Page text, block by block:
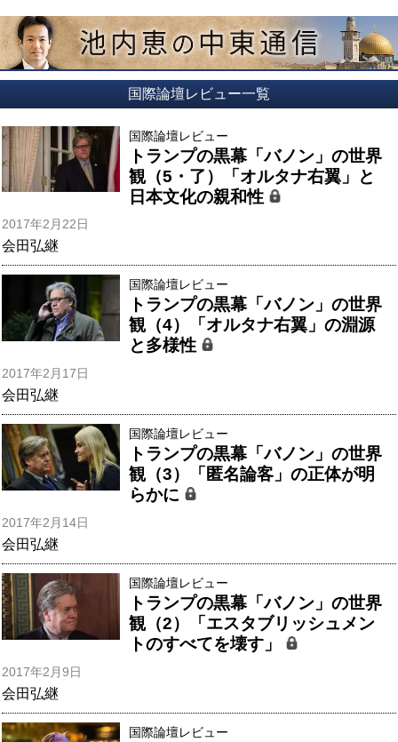
国際論壇レビュー一覧
国際論壇レビュー
トランプの黒幕「バノン」の世界
観（5・了）「オルタナ右翼」と
日本文化の親和性
2017年2月22日
会田弘継
国際論壇レビュー
トランプの黒幕「バノン」の世界
観（4）「オルタナ右翼」の淵源
と多様性
2017年2月17日
会田弘継
国際論壇レビュー
トランプの黒幕「バノン」の世界
観（3）「匿名論客」の正体が明
らかに
2017年2月14日
会田弘継
国際論壇レビュー
トランプの黒幕「バノン」の世界
観（2）「エスタブリッシュメン
トのすべてを壊す」
2017年2月9日
会田弘継
国際論壇レビュー